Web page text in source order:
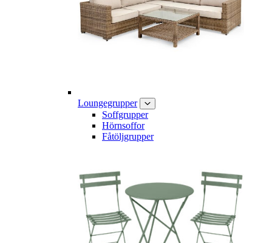
Loungegrupper
Soffgrupper
Hörnsoffor
Fåtöljgrupper